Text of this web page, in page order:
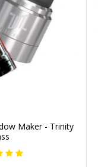
Maker - Trinity